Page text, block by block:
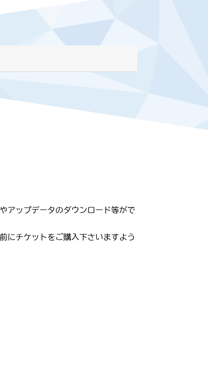
アップデータのダウンロード等がで
にチケットをご購入下さいますよう